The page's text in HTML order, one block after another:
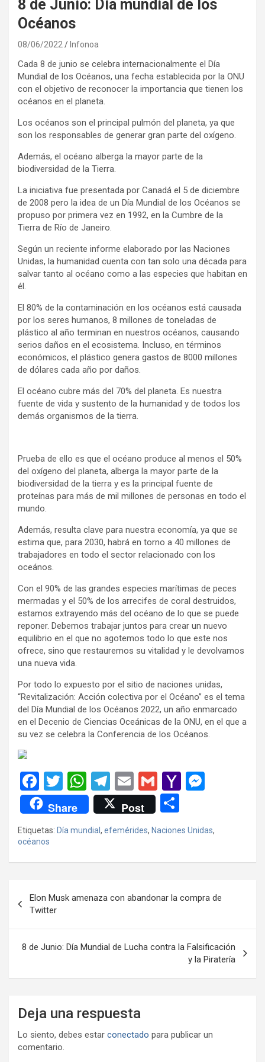
8 de Junio: Día mundial de los
Océanos
08/06/2022 Infonoa
Cada 8 de junio se celebra internacionalmente el Día
Mundial de los Océanos, una fecha establecida por la ONU
con el objetivo de reconocer la importancia que tienen los
océanos en el planeta.
Los océanos son el principal pulmón del planeta, ya que
son los responsables de generar gran parte del oxígeno.
Además, el océano alberga la mayor parte de la
biodiversidad de la Tierra.
La iniciativa fue presentada por Canadá el 5 de diciembre
de 2008 pero la idea de un Día Mundial de los Océanos se
propuso por primera vez en 1992, en la Cumbre de la
Tierra de Río de Janeiro.
Según un reciente informe elaborado por las Naciones
Unidas, la humanidad cuenta con tan solo una década para
salvar tanto al océano como a las especies que habitan en
él.
El 80% de la contaminación en los océanos está causada
por los seres humanos, 8 millones de toneladas de
plástico al año terminan en nuestros océanos, causando
serios daños en el ecosistema. Incluso, en términos
económicos, el plástico genera gastos de 8000 millones
de dólares cada año por daños.
El océano cubre más del 70% del planeta. Es nuestra
fuente de vida y sustento de la humanidad y de todos los
demás organismos de la tierra.
Prueba de ello es que el océano produce al menos el 50%
del oxígeno del planeta, alberga la mayor parte de la
biodiversidad de la tierra y es la principal fuente de
proteínas para más de mil millones de personas en todo el
mundo.
Además, resulta clave para nuestra economía, ya que se
estima que, para 2030, habrá en torno a 40 millones de
trabajadores en todo el sector relacionado con los
oceános.
Con el 90% de las grandes especies marítimas de peces
mermadas y el 50% de los arrecifes de coral destruidos,
estamos extrayendo más del océano de lo que se puede
reponer. Debemos trabajar juntos para crear un nuevo
equilibrio en el que no agotemos todo lo que este nos
ofrece, sino que restauremos su vitalidad y le devolvamos
una nueva vida.
Por todo lo expuesto por el sitio de naciones unidas,
“Revitalización: Acción colectiva por el Océano” es el tema
del Día Mundial de los Océanos 2022, un año enmarcado
en el Decenio de Ciencias Oceánicas de la ONU, en el que a
su vez se celebra la Conferencia de los Océanos.
F
a
ce
b
o
k
T
wi
tt
er
W
h
at
s
A
p
T
el
e
gr
a
E
m
ail
G
m
ail
Y
o
o
ail
n
g
Share Post
o
m
p
tir
Etiquetas: Día mundial , efemérides, Naciones Unidas,
océanos
de
entradas
Elon Musk amenaza con abandonar la compra de
Twitter
8 de Junio: Día Mundial de Lucha contra la Falsificación
y la Piratería
Deja una respuesta
Lo siento, debes estar conectado para publicar un
comentario.